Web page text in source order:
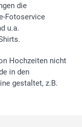
die
Fotoservice
u.a.
Hochzeiten nicht
in den
gestaltet, z.B.